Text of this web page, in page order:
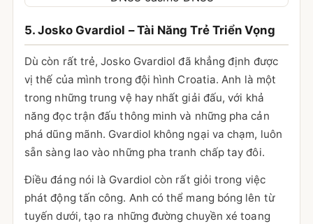
5. Josko Gvardiol – Tài Năng Trẻ Triển Vọng
Dù còn rất trẻ, Josko Gvardiol đã khẳng định được
vị thế của mình trong đội hình Croatia. Anh là một
trong những trung vệ hay nhất giải đấu, với khả
năng đọc trận đấu thông minh và những pha cản
phá dũng mãnh. Gvardiol không ngại va chạm, luôn
sẵn sàng lao vào những pha tranh chấp tay đôi.
Điều đáng nói là Gvardiol còn rất giỏi trong việc
phát động tấn công. Anh có thể mang bóng lên từ
tuyến dưới, tạo ra những đường chuyền xé toang